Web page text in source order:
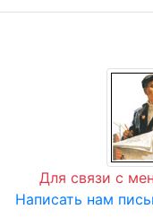
Для связи с
Написать нам